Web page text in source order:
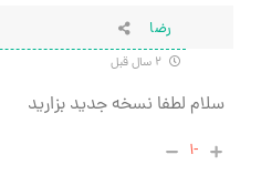
رضا
سلام لطفا نسخه جدید بزارید
-۱